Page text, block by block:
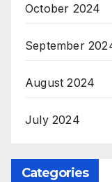
October 2024
September
August 2024
July 2024
Categories